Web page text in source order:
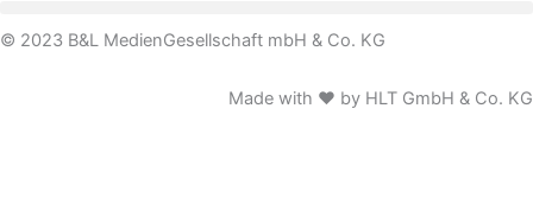
© 2023 B&L MedienGesellschaft mbH & Co. KG
Made with ♥ by HLT GmbH & Co. KG